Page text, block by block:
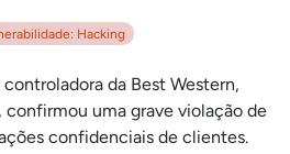
Hacking
da Best Western,
confirmou uma grave violação de
confidenciais de clientes.